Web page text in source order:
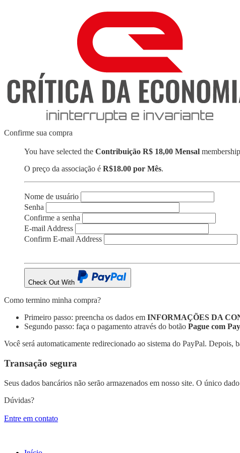
Confirme sua compra
You have selected the Contribuição R$ 18,00 Mensal
O preço da associação é R$18.00 por Mês.
Nome de usuário
Senha
Confirme a senha
E-mail Address
Confirm E-mail Address
Check Out With
PayPal
Como termino minha compra?
Primeiro passo: preencha os dados em INFORMAÇÕES DA
Segundo passo: faça o pagamento através do botão Pague com
Você será automaticamente redirecionado ao sistema do PayPal. Depois,
Transação segura
Seus dados bancários não serão armazenados em nosso site. O único
Dúvidas?
Entre em contato